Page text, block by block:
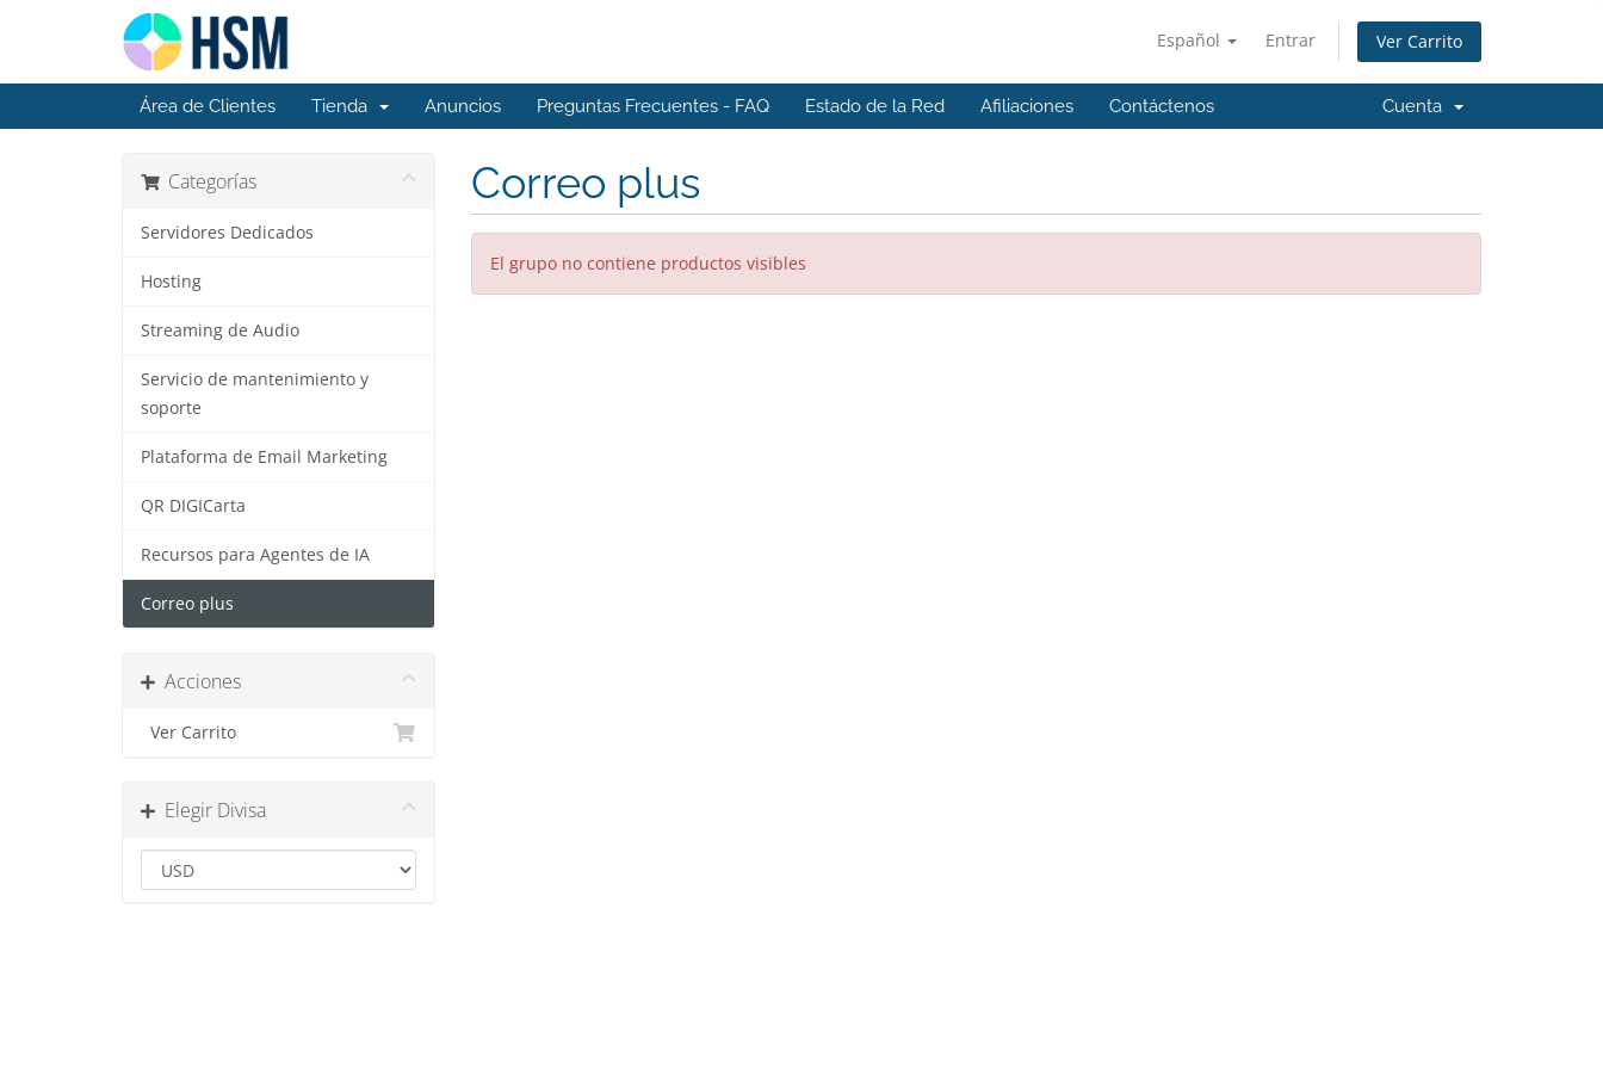
Español Entrar Ver Carrito
Área de Clientes Tienda Anuncios Preguntas Frecuentes - FAQ Estado de la Red Afiliaciones Contáctenos Cuenta
Categorías
Servidores Dedicados
Hosting
Streaming de Audio
Servicio de mantenimiento y
soporte
Plataforma de Email Marketing
QR DIGICarta
Recursos para Agentes de IA
Correo plus
Acciones
Ver Carrito
Elegir Divisa
Correo plus
El grupo no contiene productos visibles